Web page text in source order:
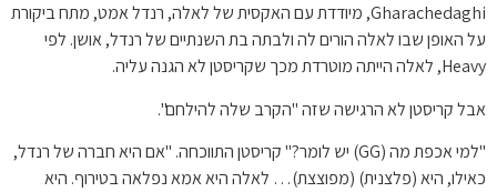
Gharachedaghi, מיודדת עם האקסית של לאלה, רנדל אמט, מתח ביקורת
על האופן שבו לאלה הורים לה ולבתה בת השנתיים של רנדל, אושן. לפי
Heavy, לאלה הייתה מוטרדת מכך שקריסטן לא הגנה עליה.
אבל קריסטן לא הרגישה שזה "הקרב שלה להילחם".
"למי אכפת מה (GG) יש לומר?" קריסטן התווכחה. "אם היא חברה של רנדל,
כאילו, היא (פלצנית) (מפוצצת)… לאלה היא אמא נפלאה בטירוף. היא